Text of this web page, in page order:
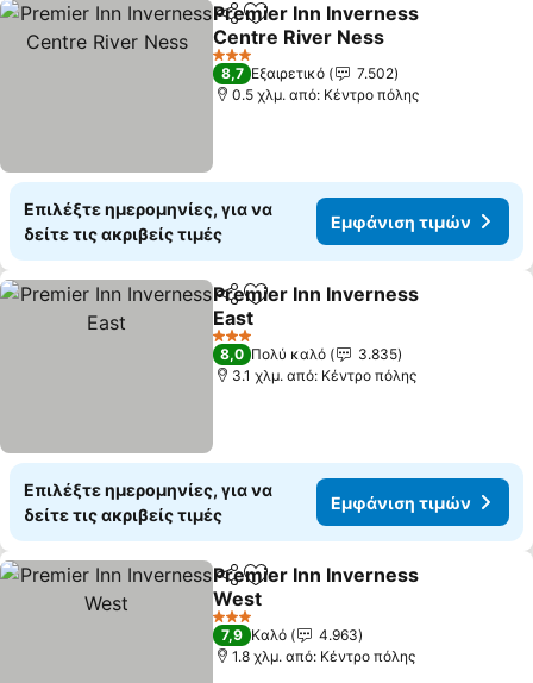
Κοινοποίηση
Προσθήκη στα αγαπημένα
Premier Inn Inverness
Centre River Ness
3 Αστέρια
8,7 Εξαιρετικό
7.502
0.5 χλμ. από: Κέντρο πόλης
Επιλέξτε ημερομηνίες, για να
δείτε τις ακριβείς τιμές
Εμφάνιση τιμών
Κοινοποίηση
Προσθήκη στα αγαπημένα
Premier Inn Inverness
East
3 Αστέρια
8,0 Πολύ καλό
3.835
3.1 χλμ. από: Κέντρο πόλης
Επιλέξτε ημερομηνίες, για να
δείτε τις ακριβείς τιμές
Εμφάνιση τιμών
Κοινοποίηση
Προσθήκη στα αγαπημένα
Premier Inn Inverness
West
3 Αστέρια
7,9 Καλό
4.963
1.8 χλμ. από: Κέντρο πόλης